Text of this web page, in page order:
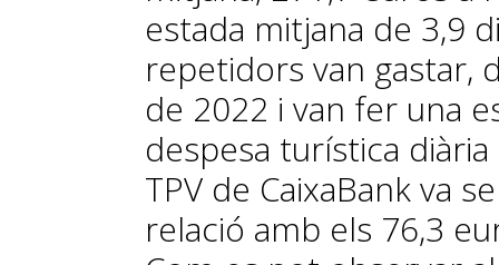
estada mitjana de 3,9
repetidors van gastar,
de 2022 i van fer una
despesa turística
TPV de CaixaBank va
relació amb els 76,3